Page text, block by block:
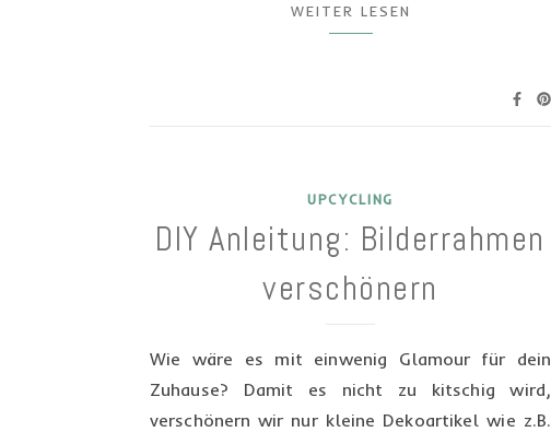
WEITER LESEN
UPCYCLING
DIY Anleitung: Bilderrahmen
verschönern
Wie wäre es mit einwenig Glamour für dein
Zuhause? Damit es nicht zu kitschig wird,
verschönern wir nur kleine Dekoartikel wie z.B.